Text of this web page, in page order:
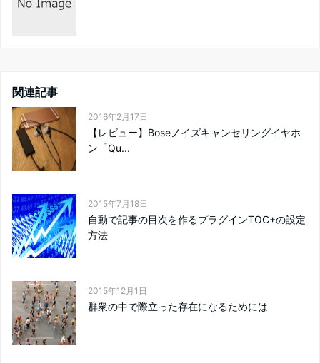
関連記事
2016年2月17日
【レビュー】Boseノイズキャンセリングイヤホ
ン「Qu...
2015年7月18日
自動で記事の目次を作るプラグインTOC+の設定
方法
2015年12月1日
群衆の中で際立った存在になるためには